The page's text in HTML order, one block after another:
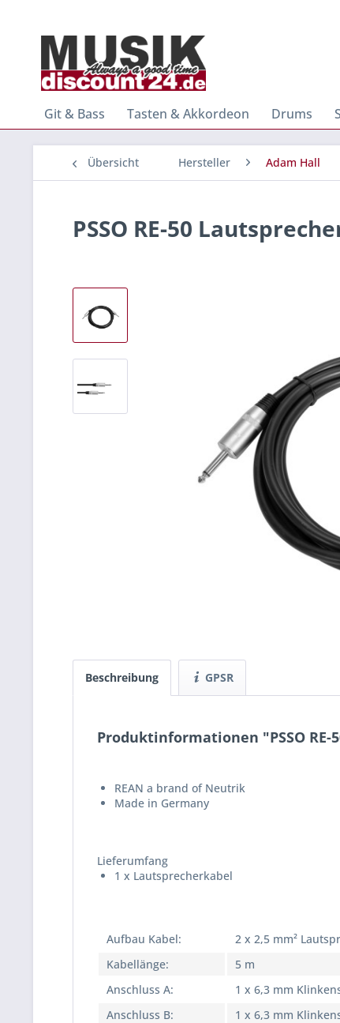
Git & Bass Tasten & Akkordeon Drums
Übersicht Hersteller Adam Hall
PSSO RE-50
Beschreibung GPSR
Produktinformationen "PSSO
REAN a brand of Neutrik
Made in Germany
Lieferumfang
1 x Lautsprecherkabel
Aufbau Kabel:
2 x 2,5 mm²
Kabellänge:
5 m
Anschluss A:
1 x 6,3 mm
Anschluss B:
1 x 6,3 mm